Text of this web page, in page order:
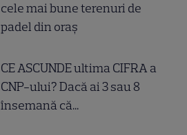
cele mai bune terenuri de
padel din oraș
CE ASCUNDE ultima CIFRA a
CNP-ului? Dacă ai 3 sau 8
însemană că...